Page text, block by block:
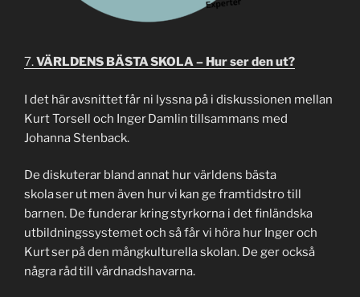
7.VÄRLDENS BÄSTA SKOLA – Hur ser den ut?
I det här avsnittet får ni lyssna på i diskussionen mellan
Kurt Torsell och Inger Damlin tillsammans med
Johanna Stenback.
De diskuterar bland annat hur världens bästa
skola ser ut men även hur vi kan ge framtidstro till
barnen. De funderar kring styrkorna i det finländska
utbildningssystemet och så får vi höra hur Inger och
Kurt ser på den mångkulturella skolan. De ger också
några råd till vårdnadshavarna.